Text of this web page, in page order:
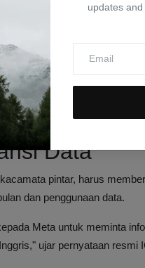
updates
penyaringan awal, seperti
menyatakan bahwa
suara, tetapi mereka
hal ini tertera dalam
Data
pintar, harus
dan penggunaan data.
Meta untuk meminta
ujar pernyataan resmi